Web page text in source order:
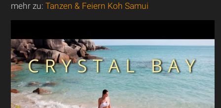
mehr zu:Tanzen & Feiern Koh Samui